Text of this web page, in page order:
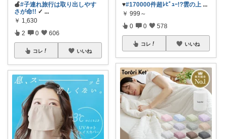
🍎#子連れ旅行は取り出しやす
さが命!! ✓ ...
￥ 1,630
2 0 606
コレ いいね
♥️#170000件超ﾚﾋﾞｭｰ!?雲の上 ...
￥ 999～
0 0 578
コレ いいね